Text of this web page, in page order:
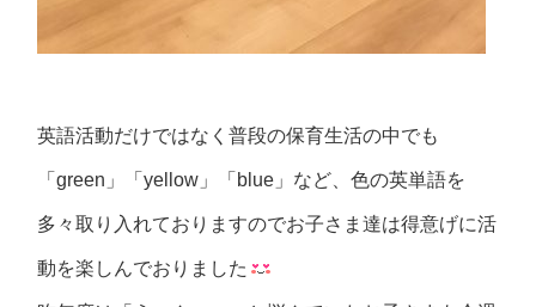
英語活動だけではなく普段の保育生活の中でも
「green」「yellow」「blue」など、色の英単語を
多々取り入れておりますのでお子さま達は得意げに活
動を楽しんでおりました